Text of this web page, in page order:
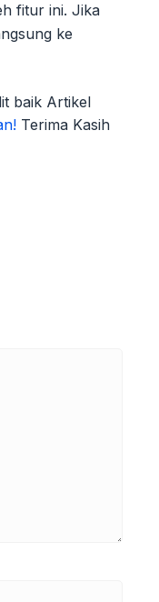
fitur ini. Jika
ke
baik Artikel
Terima Kasih